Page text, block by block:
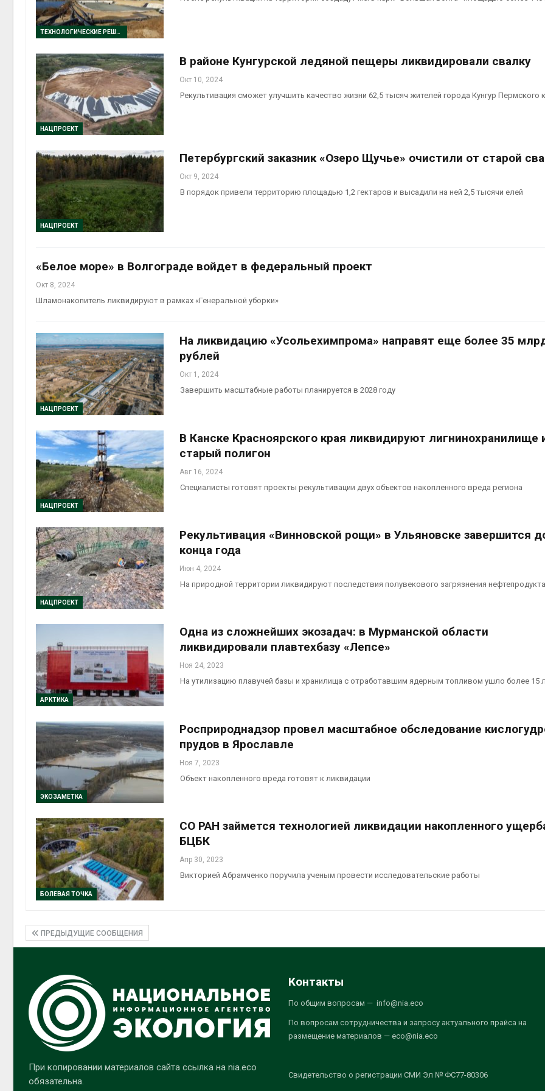
ТЕХНОЛОГИЧЕСКИЕ РЕШЕНИЯ
НАЦПРОЕКТ
В районе Кунгурской ледяной пещеры ликвидировали свалку
Окт 10, 2024
Рекультивация сможет улучшить качество жизни 62,5 тысяч жителей города Кунгур Пермского
НАЦПРОЕКТ
Петербургский заказник «Озеро Щучье» очистили от старой
Окт 9, 2024
В порядок привели территорию площадью 1,2 гектаров и высадили на ней 2,5 тысячи елей
«Белое море» в Волгограде войдет в федеральный проект
Окт 8, 2024
Шламонакопитель ликвидируют в рамках «Генеральной уборки»
НАЦПРОЕКТ
На ликвидацию «Усольехимпрома» направят еще более 35
рублей
Окт 1, 2024
Завершить масштабные работы планируется в 2028 году
НАЦПРОЕКТ
В Канске Красноярского края ликвидируют лигнинохранилище
старый полигон
Авг 16, 2024
Специалисты готовят проекты рекультивации двух объектов накопленного вреда региона
НАЦПРОЕКТ
Рекультивация «Винновской рощи» в Ульяновске завершится
конца года
Июн 4, 2024
На природной территории ликвидируют последствия полувекового загрязнения
АРКТИКА
Одна из сложнейших экозадач: в Мурманской области
ликвидировали плавтехбазу «Лепсе»
Ноя 24, 2023
На утилизацию плавучей базы и хранилища с отработавшим ядерным топливом ушло более 15
ЭКОЗАМЕТКА
Росприроднадзор провел масштабное обследование
прудов в Ярославле
Ноя 7, 2023
Объект накопленного вреда готовят к ликвидации
БОЛЕВАЯ ТОЧКА
СО РАН займется технологией ликвидации накопленного
БЦБК
Апр 30, 2023
Викторией Абрамченко поручила ученым провести исследовательские работы
ПРЕДЫДУЩИЕ СООБЩЕНИЯ
При копировании материалов сайта ссылка на nia.eco
обязательна.
Контакты
По общим вопросам — info@nia.eco
По вопросам сотрудничества и запросу актуального прайса на
размещение материалов — eco@nia.eco
Свидетельство о регистрации СМИ Эл № ФС77-80306